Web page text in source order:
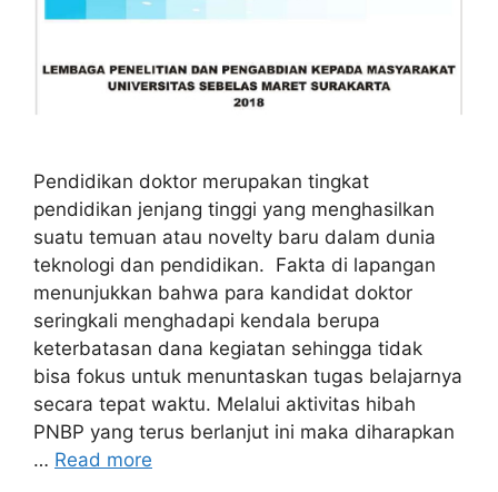
Pendidikan doktor merupakan tingkat
pendidikan jenjang tinggi yang menghasilkan
suatu temuan atau novelty baru dalam dunia
teknologi dan pendidikan. Fakta di lapangan
menunjukkan bahwa para kandidat doktor
seringkali menghadapi kendala berupa
keterbatasan dana kegiatan sehingga tidak
bisa fokus untuk menuntaskan tugas belajarnya
secara tepat waktu. Melalui aktivitas hibah
PNBP yang terus berlanjut ini maka diharapkan
… Read more